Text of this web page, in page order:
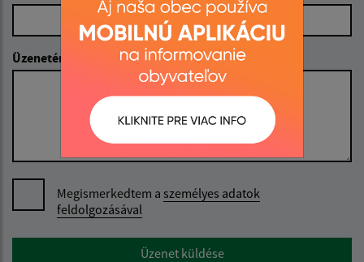
Üzenetének szövege (povinné)
Megismerkedtem a személyes adatok
feldolgozásával
Google reCaptcha ResponseÜzenet küldése